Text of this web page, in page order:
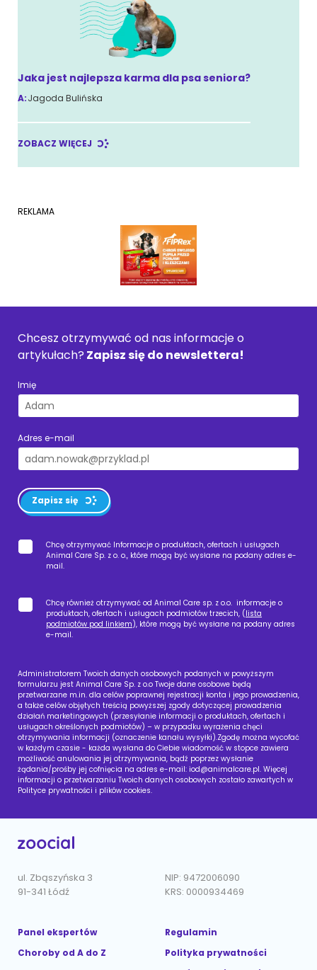
Jaka jest najlepsza karma dla psa seniora?
A:Jagoda Bulińska
ZOBACZ WIĘCEJ
REKLAMA
Chcesz otrzymywać od nas informacje o
artykułach? Zapisz się do newslettera!
Imię
Adres e-mail
Zapisz się
Chcę otrzymywać Informacje o produktach, ofertach i usługach
Animal Care Sp. z o. o., które mogą być wysłane na podany adres e-
mail.
Chcę również otrzymywać od Animal Care sp. z o.o. informacje o
produktach, ofertach i usługach podmiotów trzecich, (lista
podmiotów pod linkiem), które mogą być wysłane na podany adres
e-mail.
Administratorem Twoich danych osobowych podanych w powyższym
formularzu jest Animal Care Sp. z o.o Twoje dane osobowe będą
przetwarzane m.in. dla celów poprawnej rejestracji konta i jego prowadzenia,
a także celów objętych treścią powyższej zgody dotyczącej prowadzenia
działań marketingowych (przesyłanie informacji o produktach, ofertach i
usługach określonych podmiotów) – w przypadku wyrażenia chęci
otrzymywania informacji (oznaczenie kanału wysyłki).Zgodę można wycofać
w każdym czasie - każda wysłana do Ciebie wiadomość w stopce zawiera
możliwość anulowania jej otrzymywania, bądź poprzez wysłanie
żądania/prośby jej cofnięcia na adres e-mail: iod@animalcare.pl. Więcej
informacji o przetwarzaniu Twoich danych osobowych zostało zawartych w
Polityce prywatności i plików cookies.
ul. Zbąszyńska 3
91-341 Łódź
NIP: 9472006090
KRS: 0000934469
Panel ekspertów
Choroby od A do Z
Regulamin
Polityka prywatności